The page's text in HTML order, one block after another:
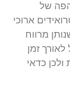
של
ארוכי
מרווח
זמן
ולכן כדאי